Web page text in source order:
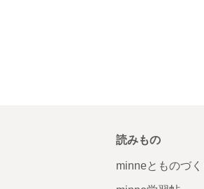
読みもの
minneとものづく